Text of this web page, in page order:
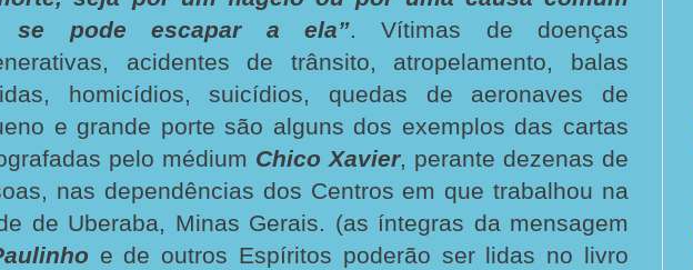
se pode escapar a ela”. Vítimas de doenças
acidentes de trânsito, atropelamento, balas
homicídios, suicídios, quedas de aeronaves de
e grande porte são alguns dos exemplos das cartas
pelo médium Chico Xavier, perante dezenas de
nas dependências dos Centros em que trabalhou na
de Uberaba, Minas Gerais. (as íntegras da mensagem
e de outros Espíritos poderão ser lidas no livro